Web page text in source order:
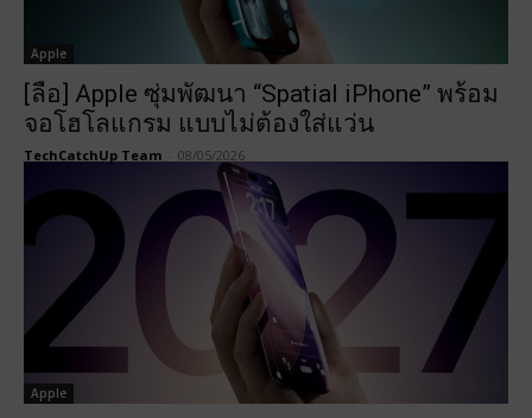
Apple
[ลือ] Apple ซุ่มพัฒนา “Spatial iPhone” พร้อม
จอโฮโลแกรม แบบไม่ต้องใส่แว่น
TechCatchUp Team 08/05/2026
Apple